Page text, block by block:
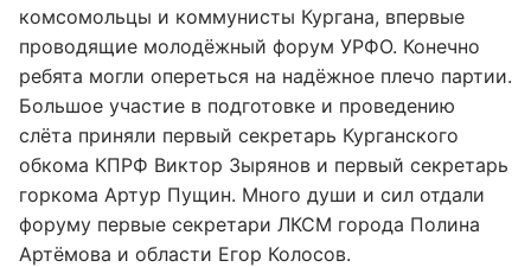
комсомольцы и коммунисты Кургана, впервые
проводящие молодёжный форум УРФО. Конечно
ребята могли опереться на надёжное плечо партии.
Большое участие в подготовке и проведению
слёта приняли первый секретарь Курганского
обкома КПРФ Виктор Зырянов и первый секретарь
горкома Артур Пущин. Много души и сил отдали
форуму первые секретари ЛКСМ города Полина
Артёмова и области Егор Колосов.